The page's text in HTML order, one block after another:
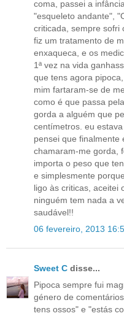
coma, passei a
"esqueleto andante",
criticada, sempre sofri
fiz um tratamento de
enxaqueca, e os
1ª vez na vida
que tens agora
mim fartaram-se de
como é que passa
gorda a alguém que
centímetros. eu
pensei que finalmente
chamaram-me gorda,
importa o peso que
e simplesmente
ligo às criticas, aceitei
ninguém tem nada a
saudável!!
06 fevereiro, 2013
Sweet C disse...
Pipoca sempre fui
género de
tens ossos" e "estás